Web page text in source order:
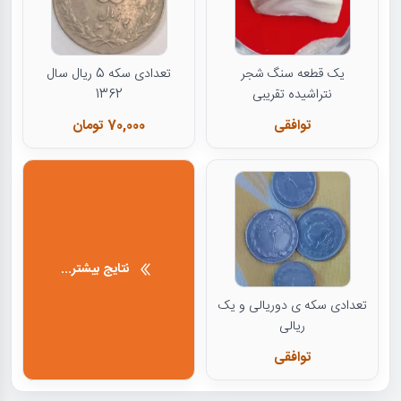
یک قطعه سنگ شجر
نتراشیده تقریبی
توافقی
تعدادی سکه 5 ریال سال
1362
70,000 تومان
تعدادی سکه ی دوریالی و یک
ریالی
توافقی
نتایج بیشتر...